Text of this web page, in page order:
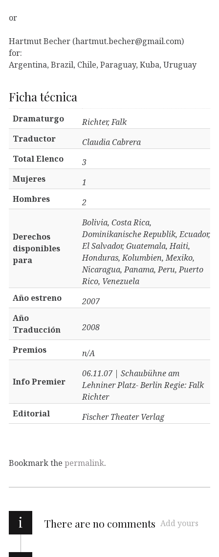
or
Hartmut Becher (hartmut.becher@gmail.com)
for:
Argentina, Brazil, Chile, Paraguay, Kuba, Uruguay
Ficha técnica
Dramaturgo
Richter, Falk
Traductor
​Claudia Cabrera​
Total Elenco
3
Mujeres
1
Hombres
2
Derechos
disponibles
para
Bolivia, Costa Rica,
Dominikanische Republik, Ecuador,
El Salvador, Guatemala, Haiti,
Honduras, Kolumbien, Mexiko,
Nicaragua, Panama, Peru, Puerto
Rico, Venezuela
Año estreno
2007
Año
Traducción
2008
Premios n/A
Info Premier
06.11.07 | Schaubühne am
Lehniner Platz- Berlin Regie: Falk
Richter
Editorial
Fischer Theater Verlag
Bookmark the permalink.
i There are no comments Add yours